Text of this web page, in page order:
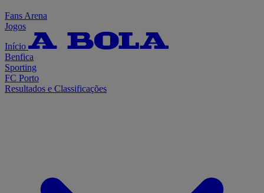
Fans Arena
Jogos
Início
Benfica
Sporting
FC Porto
Resultados e Classificações